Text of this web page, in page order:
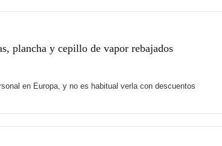
plancha y cepillo de vapor rebajados
en Europa, y no es habitual verla con descuentos